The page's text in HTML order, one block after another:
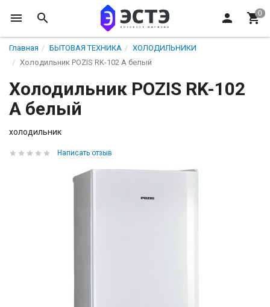
Главная БЫТОВАЯ ТЕХНИКА
ХОЛОДИЛЬНИКИ
Холодильник POZIS RK-102 А белый
Холодильник POZIS RK-102
А белый
холодильник
Написать отзыв